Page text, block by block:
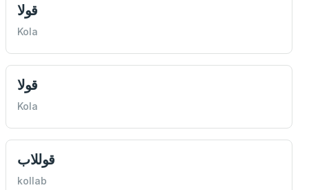
قولا
Kola
قولا
Kola
قوللاب
kollab